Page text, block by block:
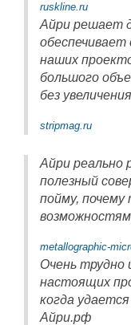
ruskline.ru
Айри решает
наших
большого
без
stripmag.ru
Айри реально
полезный
пойму,
metallographic-
Очень трудно
настоящих
когда
Айри.рф